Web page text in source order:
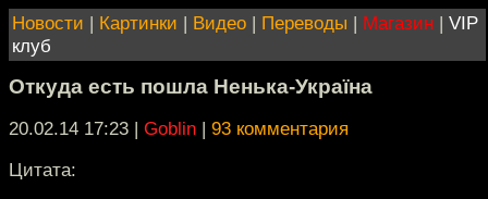
Новости | Картинки | Видео | Переводы | Магазин | VIP
клуб
Откуда есть пошла Ненька-Україна
20.02.14 17:23 | Goblin | 93 комментария
Цитата: